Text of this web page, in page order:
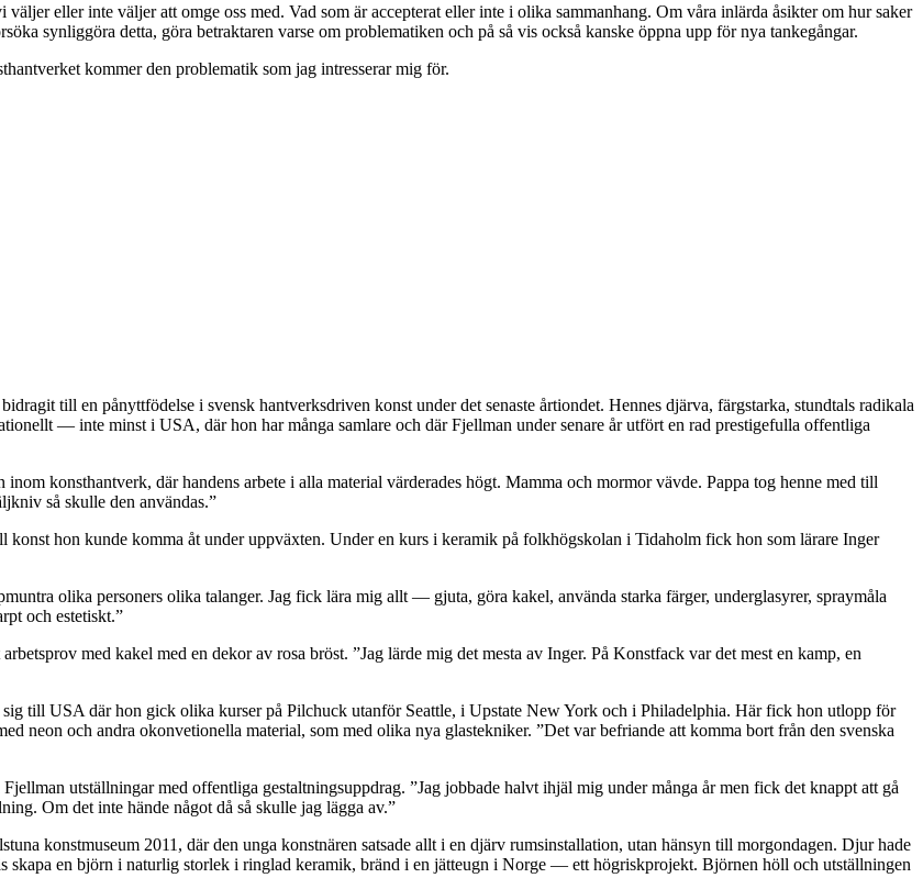
eller inte väljer att omge oss med. Vad som är accepterat eller inte i olika sammanhang. Om våra inlärda åsikter om hur saker
synliggöra detta, göra betraktaren varse om problematiken och på så vis också kanske öppna upp för nya tankegångar.
kommer den problematik som jag intresserar mig för.
till en pånyttfödelse i svensk hantverksdriven konst under det senaste årtiondet. Hennes djärva, färgstarka, stundtals radikala
— inte minst i USA, där hon har många samlare och där Fjellman under senare år utfört en rad prestigefulla offentliga
konsthantverk, där handens arbete i alla material värderades högt. Mamma och mormor vävde. Pappa tog henne med till
så skulle den användas.”
konst hon kunde komma åt under uppväxten. Under en kurs i keramik på folkhögskolan i Tidaholm fick hon som lärare Inger
olika personers olika talanger. Jag fick lära mig allt — gjuta, göra kakel, använda starka färger, underglasyrer, spraymåla
och estetiskt.”
med kakel med en dekor av rosa bröst. ”Jag lärde mig det mesta av Inger. På Konstfack var det mest en kamp, en
till USA där hon gick olika kurser på Pilchuck utanför Seattle, i Upstate New York och i Philadelphia. Här fick hon utlopp för
neon och andra okonvetionella material, som med olika nya glastekniker. ”Det var befriande att komma bort från den svenska
utställningar med offentliga gestaltningsuppdrag. ”Jag jobbade halvt ihjäl mig under många år men fick det knappt att gå
Om det inte hände något då så skulle jag lägga av.”
konstmuseum 2011, där den unga konstnären satsade allt i en djärv rumsinstallation, utan hänsyn till morgondagen. Djur hade
skapa en björn i naturlig storlek i ringlad keramik, bränd i en jätteugn i Norge — ett högriskprojekt. Björnen höll och utställningen